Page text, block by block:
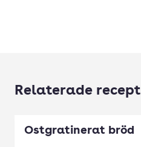
Relaterade recept
Ostgratinerat bröd